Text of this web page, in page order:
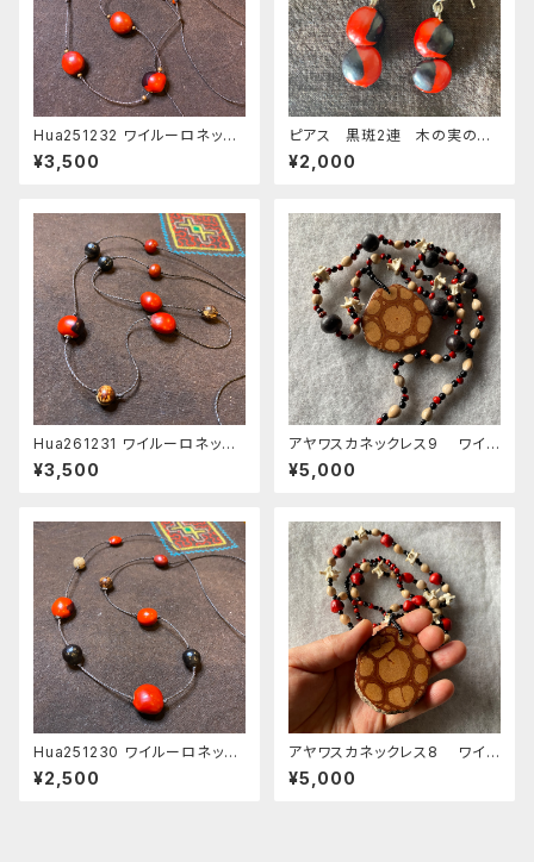
Hua251232 ワイルーロネック
レス 11粒黒斑点mix
¥3,500
ピアス 黒斑2連 木の実のア
クセサリー 天然素材のピア
ス
¥2,000
Hua261231 ワイルーロネック
レス 44cm
¥3,500
アヤワスカネックレス9 ワイル
ーロ アナコンダ骨 ロサリ
オ スピリチュアルアクセサリ
¥5,000
Hua251230 ワイルーロネック
レス Mix9
¥2,500
アヤワスカネックレス8 ワイル
ーロ アナコンダ骨 ロサリ
オ スピリチュアルアクセサリ
¥5,000